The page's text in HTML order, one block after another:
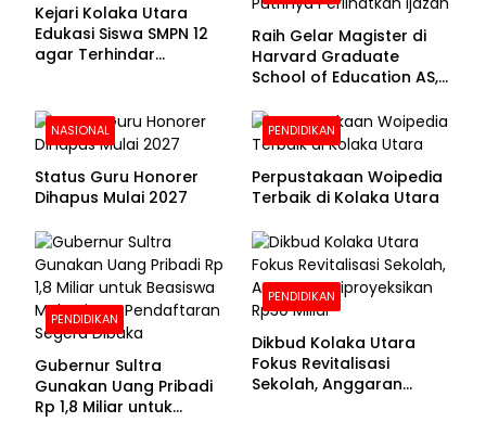
Kejari Kolaka Utara
Edukasi Siswa SMPN 12
agar Terhindar
Raih Gelar Magister di
Harvard Graduate
School of Education AS,
Foto Putrinya Perlihatkan
Ijazah
NASIONAL
Status Guru Honorer
Dihapus Mulai 2027
PENDIDIKAN
Perpustakaan Woipedia
Terbaik di Kolaka Utara
PENDIDIKAN
Gubernur Sultra
Gunakan Uang Pribadi
Rp 1,8 Miliar untuk
PENDIDIKAN
Dikbud Kolaka Utara
Fokus Revitalisasi
Sekolah, Anggaran